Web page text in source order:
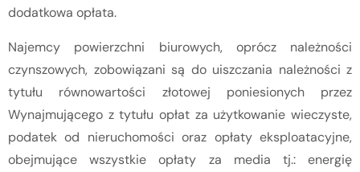
dodatkowa opłata.
Najemcy powierzchni biurowych, oprócz należności
czynszowych, zobowiązani są do uiszczania należności z
tytułu równowartości złotowej poniesionych przez
Wynajmującego z tytułu opłat za użytkowanie wieczyste,
podatek od nieruchomości oraz opłaty eksploatacyjne,
obejmujące wszystkie opłaty za media tj.: energię